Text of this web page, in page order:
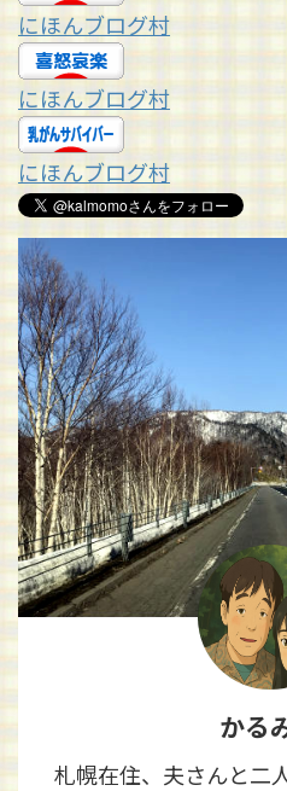
にほんブログ村
にほんブログ村
にほんブログ村
かる
札幌在住、夫さんと二